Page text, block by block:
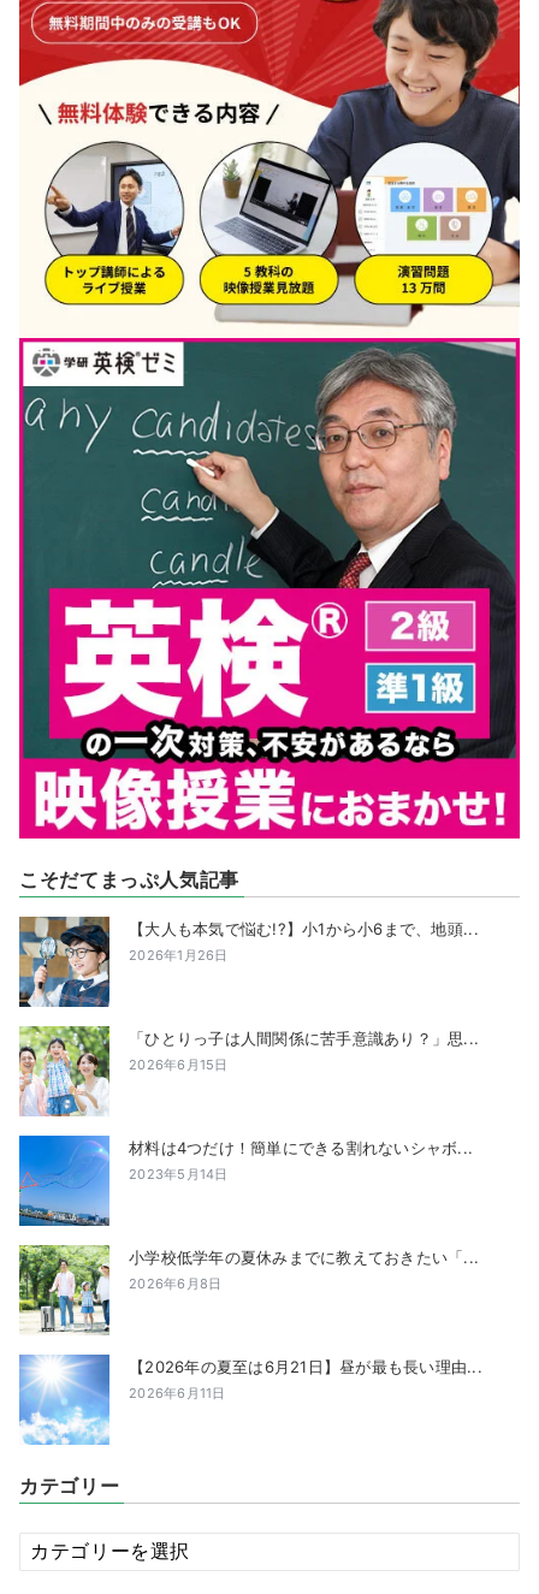
こそだてまっぷ人気記事
【大人も本気で悩む!?】小1から小6まで、地頭...
2026年1月26日
「ひとりっ子は人間関係に苦手意識あり？」思...
2026年6月15日
材料は4つだけ！簡単にできる割れないシャボ...
2023年5月14日
小学校低学年の夏休みまでに教えておきたい「...
2026年6月8日
【2026年の夏至は6月21日】昼が最も長い理由...
2026年6月11日
カテゴリー
カ
テ